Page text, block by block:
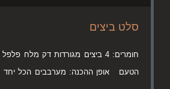
סלט ביצים
חומרים: 4 ביצים מגורדות דק מלח
הטעם אופן ההכנה: מערבבים הכל יחד